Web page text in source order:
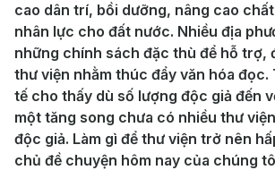
cao dân trí, bồi dưỡng, nâng cao
nhân lực cho đất nước. Nhiều địa
những chính sách đặc thù để hỗ trợ,
thư viện nhằm thúc đẩy văn hóa đọc.
tế cho thấy dù số lượng độc giả đến
một tăng song chưa có nhiều thư
độc giả. Làm gì để thư viện trở nên
chủ đề chuyện hôm nay của chúng